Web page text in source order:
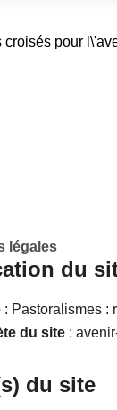
croisés pour
légales
du
: Pastoralismes :
du site :
du site